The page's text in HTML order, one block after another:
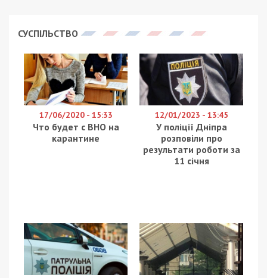
СУСПІЛЬСТВО
17/06/2020 - 15:33
Что будет с ВНО на
карантине
12/01/2023 - 13:45
У поліції Дніпра
розповіли про
результати роботи за
11 січня